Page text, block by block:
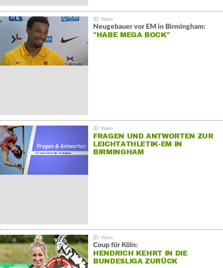
Neugebauer vor EM in Birmingham:
"HABE MEGA BOCK"
FRAGEN UND ANTWORTEN ZUR
LEICHTATHLETIK-EM IN
BIRMINGHAM
Coup für Köln:
HENDRICH KEHRT IN DIE
BUNDESLIGA ZURÜCK